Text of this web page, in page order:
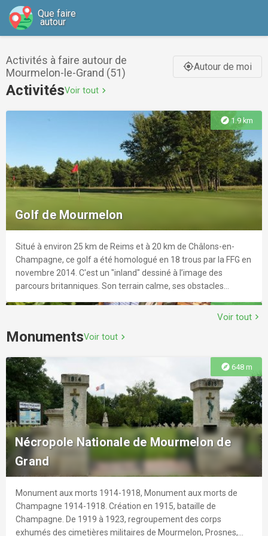
Que faire
autour
Activités à faire autour de
Mourmelon-le-Grand (51)
gps_fixedAutour de moi
ActivitésVoir tout chevron_right
explore1.9 km
Golf de Mourmelon
Situé à environ 25 km de Reims et à 20 km de Châlons-en-
Champagne, ce golf a été homologué en 18 trous par la FFG en
novembre 2014. C'est un "inland" dessiné à l’image des
parcours britanniques. Son terrain calme, ses obstacles
"rustique" où l’ambiance sympathique et conviviale estexplore 10.4 km
Balades en voiturette électrique –
Champagne Bonnevie-Bocart
Découvrez le vignoble d'une façon originale, à bord d'une
voiturette électrique ! La famille Bonnevie-Bocart vous invite
pour une balade commentée dans les vignes, à bord de leur
voiturette électrique, Galipette. La balade se clôture par une
dégustation de champagne dans les vignes, suivie d'une visite
guidée de leurs installations (pressoir, cuverie...). Possibilité de
repas dans les vignes selon le circuit choisi. Sur réservation.
Voir tout chevron_right
MonumentsVoir tout chevron_right
explore 648 m
Nécropole Nationale de Mourmelon de
Grand
Monument aux morts 1914-1918, Monument aux morts de
Champagne 1914-1918. Création en 1915, bataille de
Champagne. De 1919 à 1923, regroupement des corps
exhumés des cimetières militaires de Mourmelon, Prosnes,